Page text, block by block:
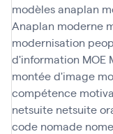
modèles anaplan
Anaplan moderne
modernisation
d'information MOE
montée d'image
compétence
netsuite netsuite
code nomade